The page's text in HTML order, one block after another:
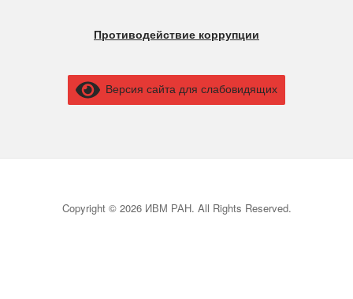
Противодействие коррупции
Версия сайта для слабовидящих
Copyright © 2026 ИВМ РАН. All Rights Reserved.